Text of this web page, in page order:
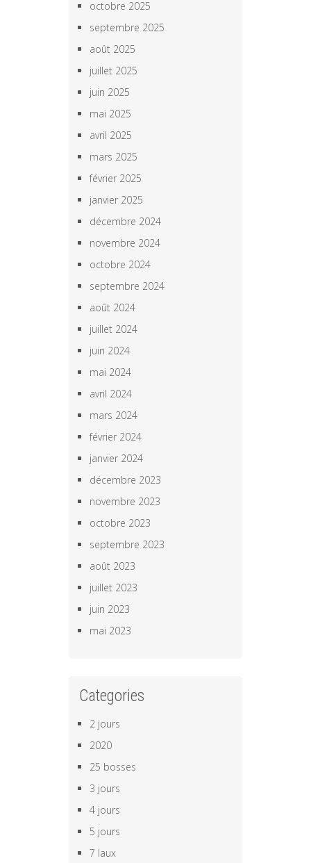
octobre 2025
septembre 2025
août 2025
juillet 2025
juin 2025
mai 2025
avril 2025
mars 2025
février 2025
janvier 2025
décembre 2024
novembre 2024
octobre 2024
septembre 2024
août 2024
juillet 2024
juin 2024
mai 2024
avril 2024
mars 2024
février 2024
janvier 2024
décembre 2023
novembre 2023
octobre 2023
septembre 2023
août 2023
juillet 2023
juin 2023
mai 2023
Categories
2 jours
2020
25 bosses
3 jours
4 jours
5 jours
7 laux